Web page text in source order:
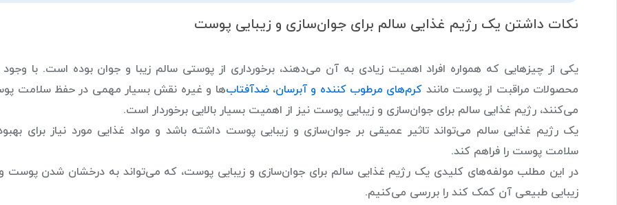
نکات داشتن یک رژیم غذایی سالم برای جوان‌سازی و زیبایی پوست
یکی از چیزهایی که همواره افراد اهمیت زیادی به آن می‌دهند، برخورداری از پوستی سالم زیبا و جوان بوده است. با
محصولات مراقبت از پوست مانند کرم‌های مرطوب کننده و آبرسان،ضدآفتاب‌ها و غیره نقش بسیار مهمی در حفظ سلامت
می‌کنند،‌ رژیم غذایی سالم برای جوان‌سازی و زیبایی پوست نیز از اهمیت بسیار بالایی برخوردار است.
یک رژیم غذایی سالم می‌تواند تاثیر عمیقی بر جوان‌سازی و زیبایی پوست داشته باشد و مواد غذایی مورد نیاز برای
سلامت پوست را فراهم کند.
در این مطلب مولفه‌های کلیدی یک رژیم غذایی سالم برای جوان‌سازی و زیبایی پوست، که می‌تواند به درخشان شدن پوست و
زیبایی طبیعی آن کمک کند را بررسی می‌کنیم.